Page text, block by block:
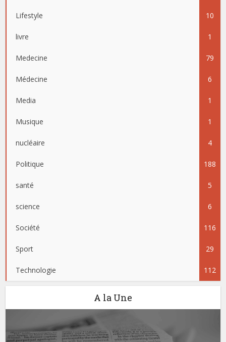
Lifestyle 10
livre 1
Medecine 79
Médecine 6
Media 1
Musique 1
nucléaire 4
Politique 188
santé 5
science 6
Société 116
Sport 29
Technologie 112
A la Une